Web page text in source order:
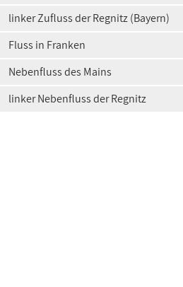
linker Zufluss der Regnitz (Bayern)
Fluss in Franken
Nebenfluss des Mains
linker Nebenfluss der Regnitz